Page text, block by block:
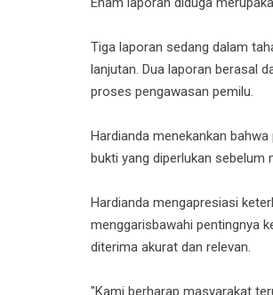
Tiga laporan sedang dalam
lanjutan. Dua laporan berasal
proses pengawasan pemilu.
Hardianda menekankan
bukti yang diperlukan sebelum
Hardianda mengapresiasi
menggarisbawahi pentingnya
diterima akurat dan relevan.
"Kami berharap masyarakat